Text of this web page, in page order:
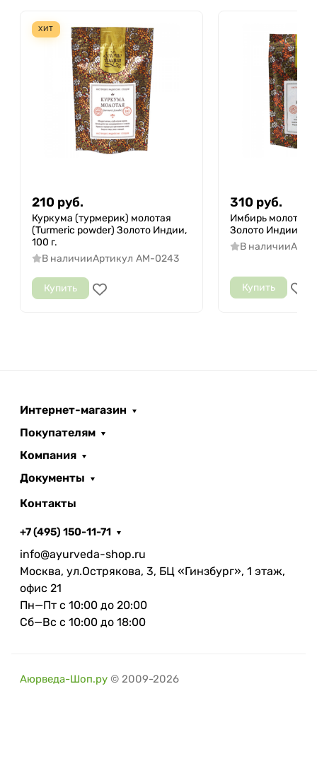
ХИТ
210 руб.
Куркума (турмерик) молотая
(Turmeric powder) Золото Индии,
100 г.
В наличииАртикул AM-0243
Купить
310 руб.
Имбирь молотый
Золото Индии,
В наличии
Купить
Интернет-магазин
Покупателям
Компания
Документы
Контакты
+7 (495) 150-11-71
info@ayurveda-shop.ru
Москва, ул.Острякова, 3, БЦ «Гинзбург», 1 этаж,
офис 21
Пн—Пт с 10:00 до 20:00
Сб—Вс с 10:00 до 18:00
Аюрведа-Шоп.ру © 2009-2026